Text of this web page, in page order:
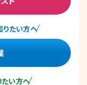
たい方へ
い方へ